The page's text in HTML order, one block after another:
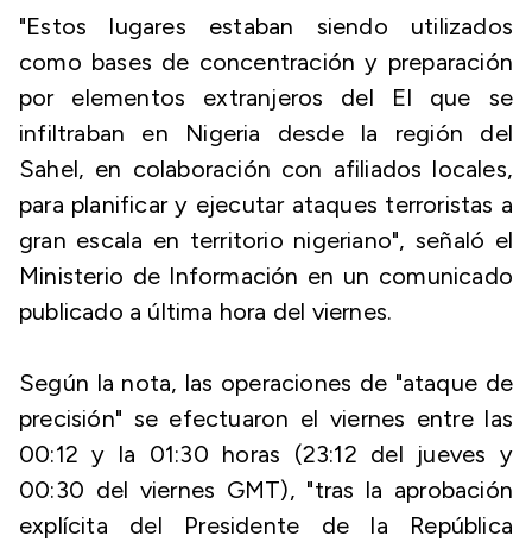
"Estos lugares estaban siendo utilizados
como bases de concentración y preparación
por elementos extranjeros del EI que se
infiltraban en Nigeria desde la región del
Sahel, en colaboración con afiliados locales,
para planificar y ejecutar ataques terroristas a
gran escala en territorio nigeriano", señaló el
Ministerio de Información en un comunicado
publicado a última hora del viernes.
Según la nota, las operaciones de "ataque de
precisión" se efectuaron el viernes entre las
00:12 y la 01:30 horas (23:12 del jueves y
00:30 del viernes GMT), "tras la aprobación
explícita del Presidente de la República